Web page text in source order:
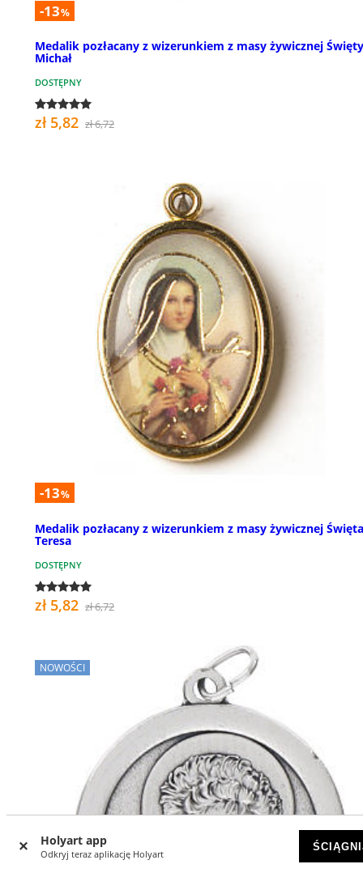
Holyart app
Odkryj teraz aplikację Holyart
-13%
Medalik pozłacany z wizerunkiem z masy żywicznej Święty
Michał
DOSTĘPNY
zł 5,82 zł 6,72
-13%
Medalik pozłacany z wizerunkiem z masy żywicznej Święta
Teresa
DOSTĘPNY
zł 5,82 zł 6,72
NOWOŚCI